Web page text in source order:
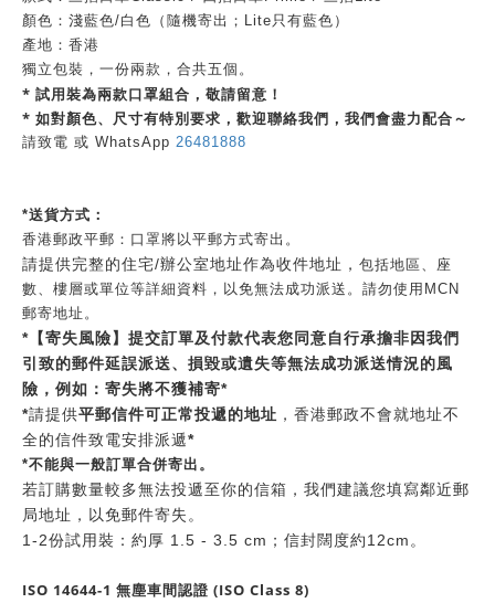
顏色：淺藍色/白色（隨機寄出；Lite只有藍色）
產地：香港
獨立包裝，一份兩款，合共五個。
* 試用裝為兩款口罩組合，敬請留意！
* 如對顏色、尺寸有特別要求，歡迎聯絡我們，我們會盡力配合～
請致電 或 WhatsApp 26481888
*送貨方式：
香港郵政平郵：口罩將以平郵方式寄出。
請提供完整的住宅/辦公室地址作為收件地址， 包括地區、座
數、樓層或單位等詳細資料，以免無法成功派送。請勿使用MCN
郵寄地址。
*【寄失風險】提交訂單及付款代表您同意自行承擔非因我們
引致的郵件延誤派送、損毀或遺失等無法成功派送情況的風
險，例如：寄失將不獲補寄*
*請提供平郵信件可正常投遞的地址 ，香港郵政不會就地址不
全的信件致電安排派遞*
*不能與一般訂單合併寄出。
若訂購數量較多無法投遞至你的信箱，我們建議您填寫鄰近郵
局地址，以免郵件寄失。
1-2份試用裝：約厚 1.5 - 3.5 cm；信封闊度約12cm。
ISO 14644-1 無塵車間認證 (ISO Class 8)